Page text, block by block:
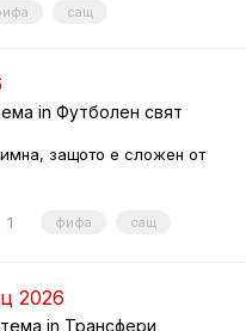
сащ
in Футболен свят
защото е сложен от
1 фифа сащ
2026
in Трансфери